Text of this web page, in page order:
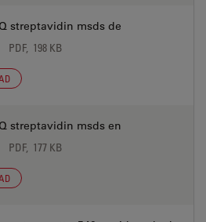
streptavidin msds de
PDF, 198 KB
streptavidin msds en
PDF, 177 KB